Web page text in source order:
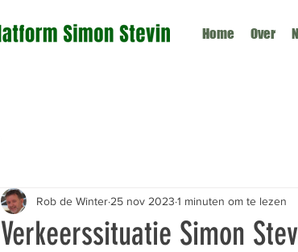
Home Over
Verkeerssituatie Simon
Rob de Winter 25 nov 2023 1 minuten om te lezen